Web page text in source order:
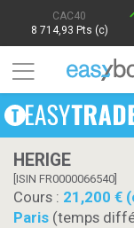
CAC40
8 714,93 Pts (c)
HERIGE
[ISIN FR0000066540]
Cours : 21,200 €
Paris (temps